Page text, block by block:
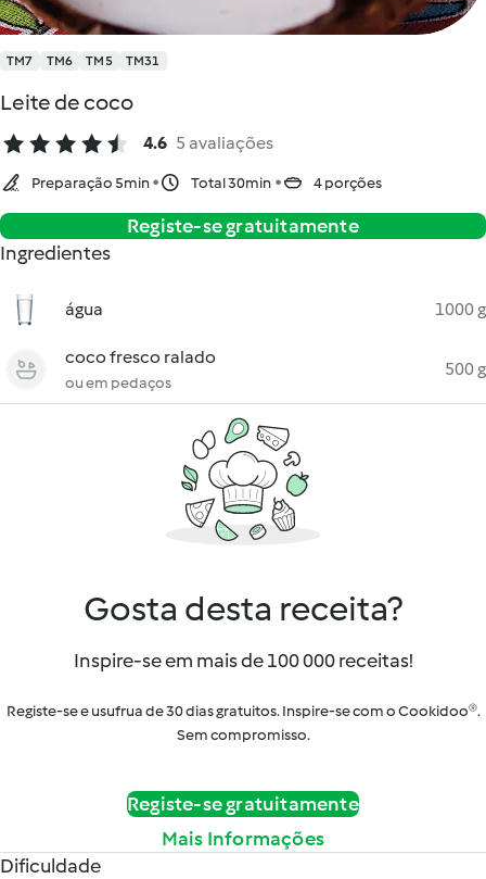
TM7 TM6 TM5 TM31
Leite de coco
4.6 5 avaliações
Preparação 5min Total 30min 4 porções
Registe-se gratuitamente
Ingredientes
água 1000 g
coco fresco ralado
ou em pedaços
500 g
Gosta desta receita?
Inspire-se em mais de 100 000 receitas!
Registe-se e usufrua de 30 dias gratuitos. Inspire-se com o Cookidoo®.
Sem compromisso.
Registe-se gratuitamente
Mais Informações
Dificuldade